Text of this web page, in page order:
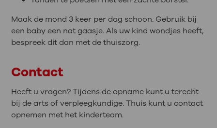
Maak de mond 3 keer per dag schoon. Gebruik bij
een baby een nat gaasje. Als uw kind wondjes heeft,
bespreek dit dan met de thuiszorg.
Contact
Heeft u vragen? Tijdens de opname kunt u terecht
bij de arts of verpleegkundige. Thuis kunt u contact
opnemen met het kinderteam.